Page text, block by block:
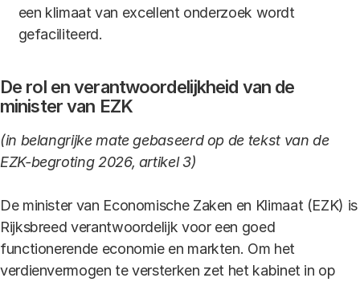
een klimaat van excellent onderzoek wordt
gefaciliteerd.
De rol en verantwoordelijkheid van de
minister van EZK
(in belangrijke mate gebaseerd op de tekst van de
EZK-begroting 2026, artikel 3)
De minister van Economische Zaken en Klimaat (EZK) is
Rijksbreed verantwoordelijk voor een goed
functionerende economie en markten. Om het
verdienvermogen te versterken zet het kabinet in op